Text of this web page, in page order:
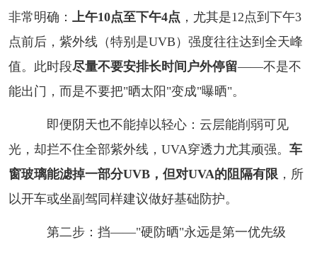
非常明确：
上午10点至下午4点 ，尤其是12点到下午3
点前后，紫外线（特别是UVB）强度往往达到全天峰
值。此时段尽量不要安排长时间户外停留——不是不
能出门，而是不要把"晒太阳"变成"曝晒"。
即便阴天也不能掉以轻心：云层能削弱可见
光，却拦不住全部紫外线，UVA穿透力尤其顽强。 车
窗玻璃能滤掉一部分UVB，但对UVA的阻隔有限 ，所
以开车或坐副驾同样建议做好基础防护。
第二步：挡——"硬防晒"永远是第一优先级